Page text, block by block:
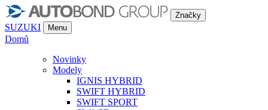
Značky
SUZUKI Menu
Domů
Novinky
Modely
IGNIS HYBRID
SWIFT HYBRID
SWIFT SPORT